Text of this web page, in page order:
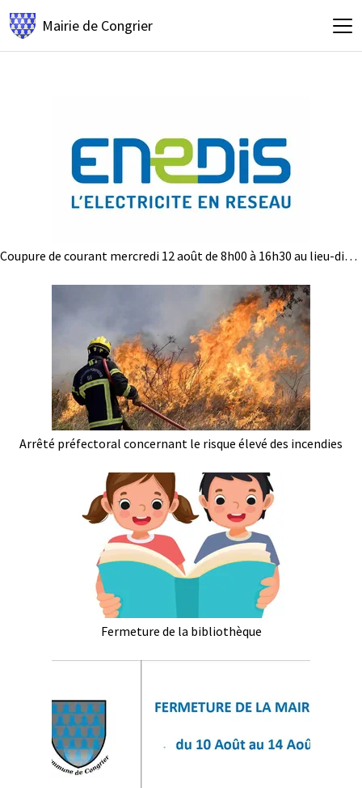
Mairie de Congrier
Coupure de courant mercredi 12 août de 8h00 à 16h30 au lieu-dit La Gauterie
Arrêté préfectoral concernant le risque élevé des incendies
Fermeture de la bibliothèque